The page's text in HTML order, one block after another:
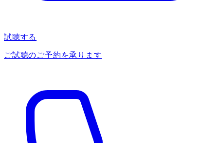
試聴する
ご試聴のご予約を承ります